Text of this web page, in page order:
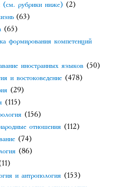
(см. рубрики ниже)(2)
(63)
(65)
формирования компетенций
иностранных языков(50)
и востоковедение(478)
(29)
(115)
(156)
отношения(112)
(74)
(86)
и антропология(153)